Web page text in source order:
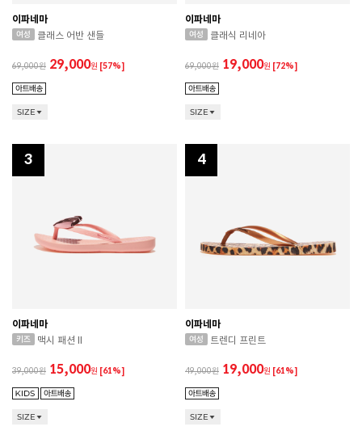
이파네마
클래스 어반 샌들
69,000 29,000원 [57%]
SIZE
이파네마
클래식 리네아
69,000 19,000원 [72%]
SIZE
3
이파네마
맥시 패션 II
39,000 15,000원 [61%]
SIZE
4
이파네마
트렌디 프린트
49,000 19,000원 [61%]
SIZE